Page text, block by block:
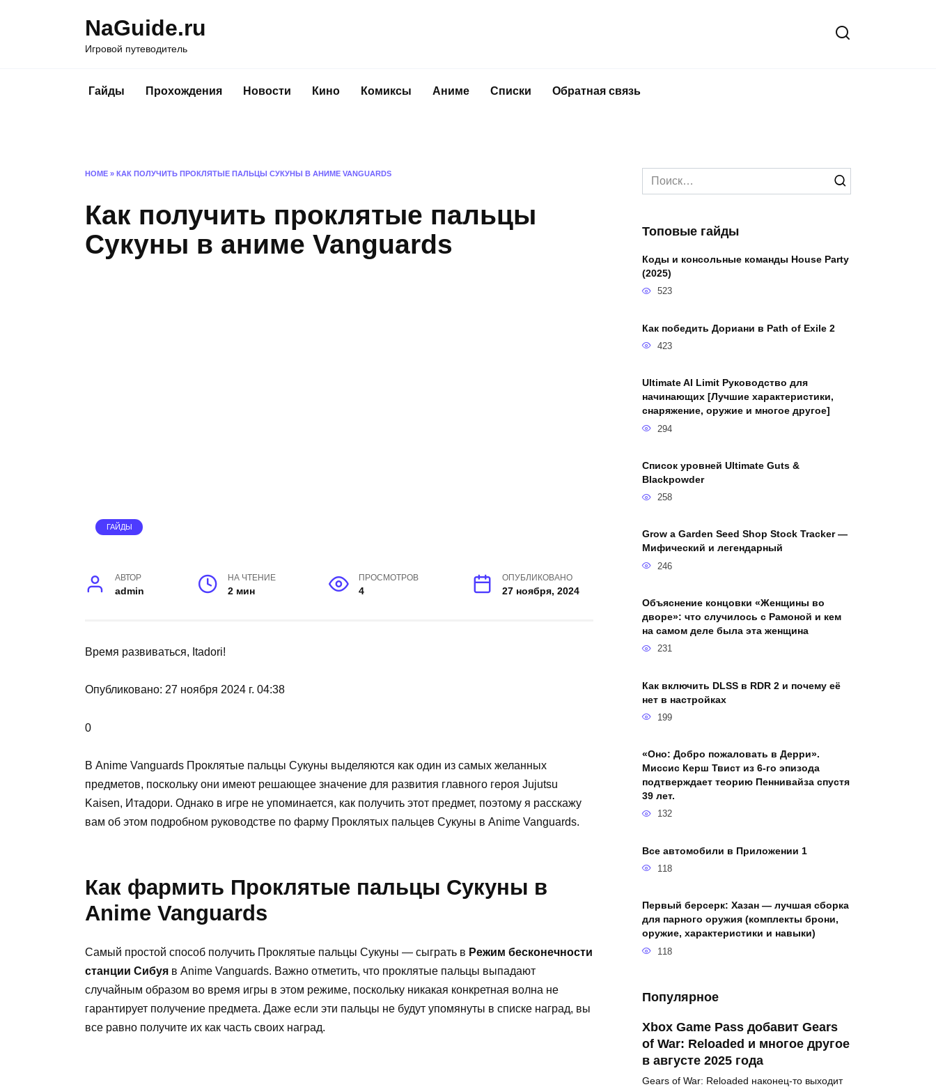
NaGuide.ru
Игровой путеводитель
Гайды Прохождения Новости Кино Комиксы Аниме Списки Обратная связь
HOME » КАК ПОЛУЧИТЬ ПРОКЛЯТЫЕ ПАЛЬЦЫ СУКУНЫ В АНИМЕ VANGUARDS
Как получить проклятые пальцы
Сукуны в аниме Vanguards
ГАЙДЫ
АВТОР
admin
НА ЧТЕНИЕ
2 мин
ПРОСМОТРОВ
4
ОПУБЛИКОВАНО
27 ноября, 2024
Время развиваться, Itadori!
Опубликовано: 27 ноября 2024 г. 04:38
0
В Anime Vanguards Проклятые пальцы Сукуны выделяются как один из самых желанных
предметов, поскольку они имеют решающее значение для развития главного героя Jujutsu
Kaisen, Итадори. Однако в игре не упоминается, как получить этот предмет, поэтому я расскажу
вам об этом подробном руководстве по фарму Проклятых пальцев Сукуны в Anime Vanguards.
Как фармить Проклятые пальцы Сукуны в
Anime Vanguards
Самый простой способ получить Проклятые пальцы Сукуны — сыграть в Режим бесконечности
станции Сибуя в Anime Vanguards. Важно отметить, что проклятые пальцы выпадают
случайным образом во время игры в этом режиме, поскольку никакая конкретная волна не
гарантирует получение предмета. Даже если эти пальцы не будут упомянуты в списке наград, вы
все равно получите их как часть своих наград.
Search
for:
Топовые гайды
Коды и консольные команды House Party
(2025)
523
Как победить Дориани в Path of Exile 2
423
Ultimate AI Limit Руководство для
начинающих [Лучшие характеристики,
снаряжение, оружие и многое другое]
294
Список уровней Ultimate Guts &
Blackpowder
258
Grow a Garden Seed Shop Stock Tracker —
Мифический и легендарный
246
Объяснение концовки «Женщины во
дворе»: что случилось с Рамоной и кем
на самом деле была эта женщина
231
Как включить DLSS в RDR 2 и почему её
нет в настройках
199
«Оно: Добро пожаловать в Дерри».
Миссис Керш Твист из 6-го эпизода
подтверждает теорию Пеннивайза спустя
39 лет.
132
Все автомобили в Приложении 1
118
Первый берсерк: Хазан — лучшая сборка
для парного оружия (комплекты брони,
оружие, характеристики и навыки)
118
Популярное
Xbox Game Pass добавит Gears
of War: Reloaded и многое другое
в августе 2025 года
Gears of War: Reloaded наконец-то выходит